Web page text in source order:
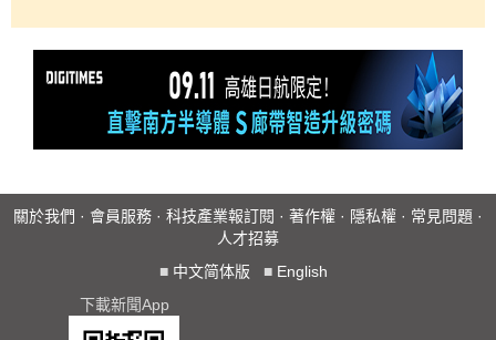
關於我們 · 會員服務 · 科技產業報訂閱 · 著作權 · 隱私權 · 常見問題 ·
人才招募
■ 中文简体版 ■ English
下載新聞App